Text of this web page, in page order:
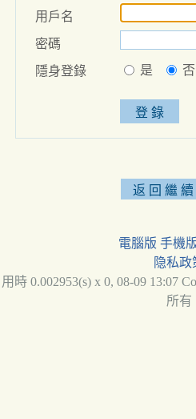
用戶名
密碼
隱身登錄
是 否
電腦版 手機
隐私政
用時 0.002953(s) x 0, 08-09 13:07
所有